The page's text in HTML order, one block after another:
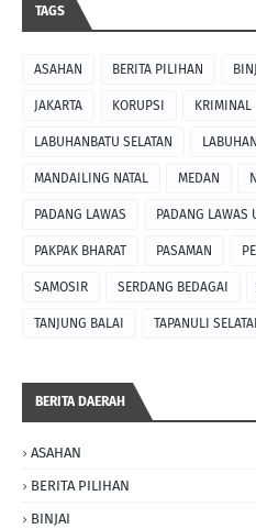
TAGS
ASAHAN BERITA PILIHAN
JAKARTA KORUPSI KRIMINAL
LABUHANBATU SELATAN
MANDAILING NATAL MEDAN
PADANG LAWAS PADANG LAWAS
PAKPAK BHARAT PASAMAN
SAMOSIR SERDANG BEDAGAI
TANJUNG BALAI TAPANULI
BERITA DAERAH
ASAHAN
BERITA PILIHAN
BINJAI